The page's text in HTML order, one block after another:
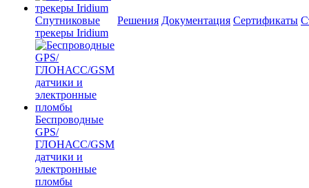
Спутниковые
трекеры Iridium
Беспроводные
GPS/
ГЛОНАСС/GSM
датчики и
электронные
пломбы
Решения Документация Сертификаты